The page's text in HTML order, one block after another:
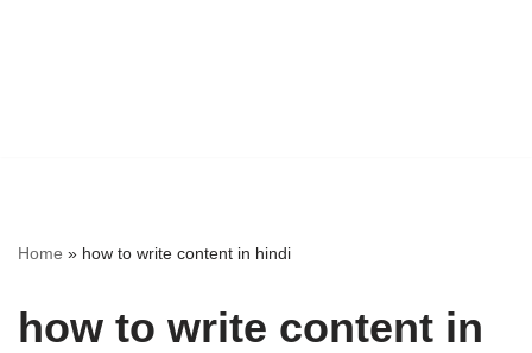
Home » how to write content in hindi
how to write content in